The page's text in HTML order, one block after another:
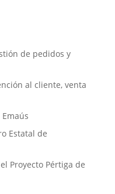
de pedidos y
al cliente, venta
Estatal de
Proyecto Pértiga de